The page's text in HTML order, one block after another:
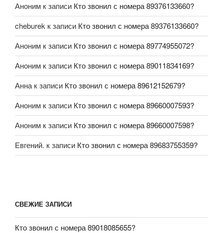
Аноним к записи Кто звонил с номера 89376133660?
cheburek к записи Кто звонил с номера 89376133660?
Аноним к записи Кто звонил с номера 89774955072?
Аноним к записи Кто звонил с номера 89011834169?
Аннак записи Кто звонил с номера 89612152679?
Аноним к записи Кто звонил с номера 89660007593?
Аноним к записи Кто звонил с номера 89660007598?
Евгений. к записи Кто звонил с номера 89683755359?
СВЕЖИЕ ЗАПИСИ
Кто звонил с номера 89018085655?